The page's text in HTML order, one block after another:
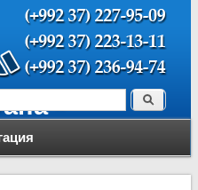
поиска Поиск